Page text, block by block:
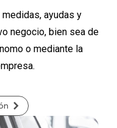
ayudas y
negocio, bien sea de
o mediante la